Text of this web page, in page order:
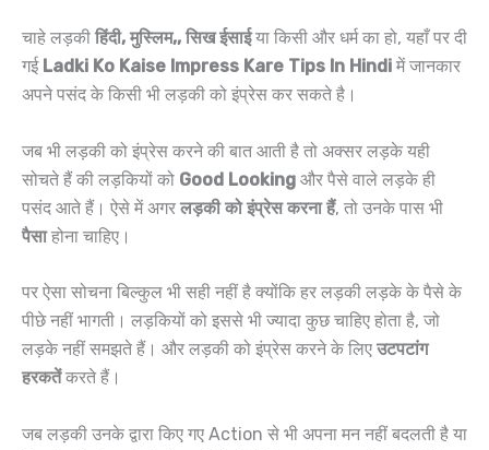
चाहे लड़की हिंदी, मुस्लिम,, सिख ईसाईया किसी और धर्म का हो, यहाँ पर दी
गई Ladki Ko Kaise Impress Kare Tips In Hindi में जानकार
अपने पसंद के किसी भी लड़की को इंप्रेस कर सकते है।
जब भी लड़की को इंप्रेस करने की बात आती है तो अक्सर लड़के यही
सोचते हैं की लड़कियों को Good Looking और पैसे वाले लड़के ही
पसंद आते हैं। ऐसे में अगर लड़की को इंप्रेस करना हैं, तो उनके पास भी
पैसाहोना चाहिए।
पर ऐसा सोचना बिल्कुल भी सही नहीं है क्योंकि हर लड़की लड़के के पैसे के
पीछे नहीं भागती। लड़कियों को इससे भी ज्यादा कुछ चाहिए होता है, जो
लड़के नहीं समझते हैं। और लड़की को इंप्रेस करने के लिए उटपटांग
हरकतेंकरते हैं।
जब लड़की उनके द्वारा किए गए Action से भी अपना मन नहीं बदलती है या